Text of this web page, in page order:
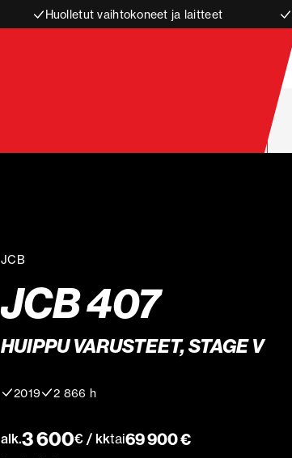
Huolletut vaihtokoneet ja laitteet
JCB
JCB 407
HUIPPU VARUSTEET, STAGE V
2019 2 866 h
alk.3 600€ / kktai69 900 €